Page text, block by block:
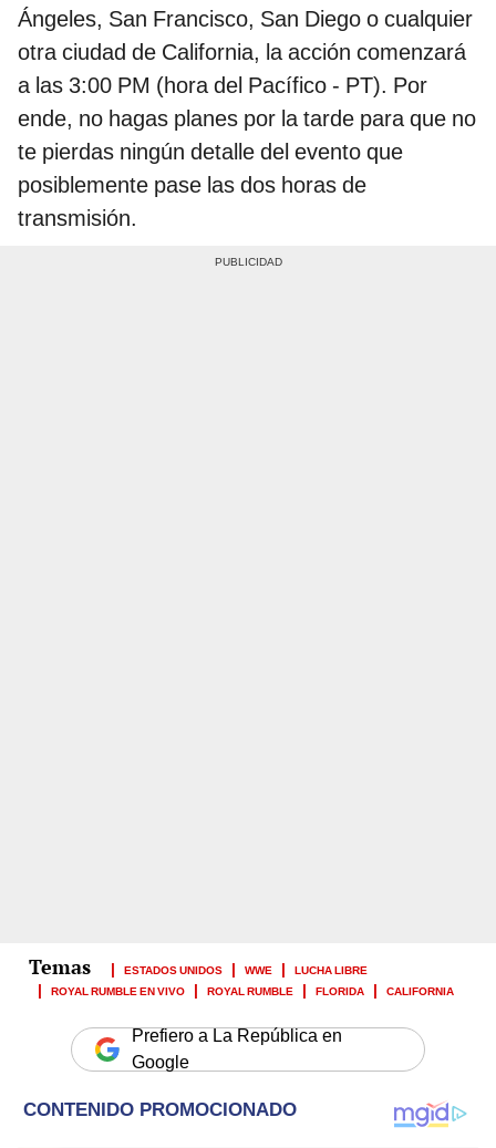
Ángeles, San Francisco, San Diego o cualquier
otra ciudad de California, la acción comenzará
a las 3:00 PM (hora del Pacífico - PT). Por
ende, no hagas planes por la tarde para que no
te pierdas ningún detalle del evento que
posiblemente pase las dos horas de
transmisión.
ESTADOS UNIDOS WWE
LUCHA LIBRE
ROYAL RUMBLE EN VIVO
ROYAL RUMBLE FLORIDA CALIFORNIA
Prefiero a La República en
Google